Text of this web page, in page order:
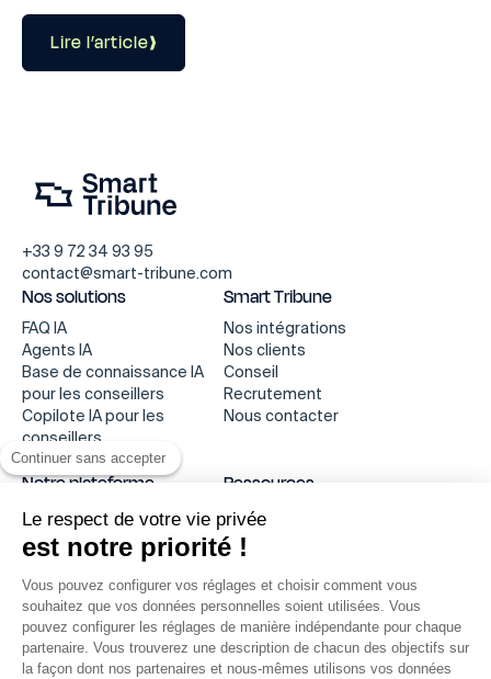
Continuer sans accepter
Le respect de votre vie privée
est notre priorité !
Vous pouvez configurer vos réglages et choisir comment vous
souhaitez que vos données personnelles soient utilisées. Vous
pouvez configurer les réglages de manière indépendante pour chaque
partenaire. Vous trouverez une description de chacun des objectifs sur
la façon dont nos partenaires et nous-mêmes utilisons vos données
Ce site web stocke les cookies sur votre ordinateur. Ces cookies sont
utilisés pour collecter des informations sur la manière dont vous
interagissez avec notre site web et nous permettent de nous souvenir
de vous. Si vous continuez à utiliser ce dernier, nous considérerons
Lire l’article
+33 9 72 34 93 95
contact@smart-tribune.com
Nos solutions
FAQ IA
Agents IA
Base de connaissance IA
pour les conseillers
Copilote IA pour les
conseillers
Smart Dashboard
Smart Tribune
Nos intégrations
Nos clients
Conseil
Recrutement
Nous contacter
Notre plateforme
Comment ça marche
Notre technologie
Ressources
Ressources Center
Blog
Presse
Webinars
Développeur
Légal
Mentions légales